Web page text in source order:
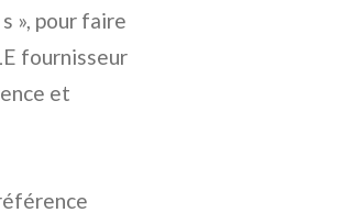
», pour faire
fournisseur
et